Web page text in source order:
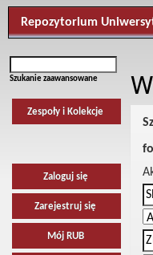
Repozytorium
Szukanie zaawansowane
Zespoły i Kolekcje
Zaloguj się
Zarejestruj się
Mój RUB